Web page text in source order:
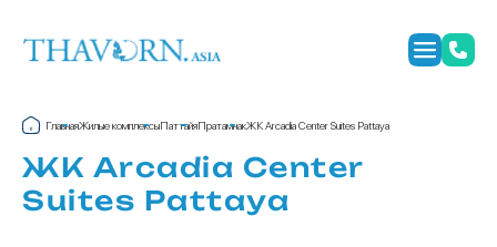
ГлавнаяЖилые комплексыПаттайяПратамнакЖК Arcadia Center Suites Pattaya
ЖК Arcadia Center
Suites Pattaya